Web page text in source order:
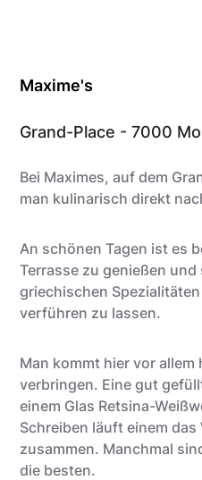
Maxime's
Grand-Place - 7000
Bei Maximes, auf dem
man kulinarisch direkt
An schönen Tagen ist es
Terrasse zu genießen
griechischen
verführen zu lassen.
Man kommt hier vor allem
verbringen. Eine gut
einem Glas Retsina-
Schreiben läuft einem das
zusammen. Manchmal
die besten.